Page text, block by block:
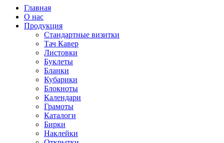
Главная
О нас
Продукция
Стандартные визитки
Тач Кавер
Листовки
Буклеты
Бланки
Кубарики
Блокноты
Календари
Грамоты
Каталоги
Бирки
Наклейки